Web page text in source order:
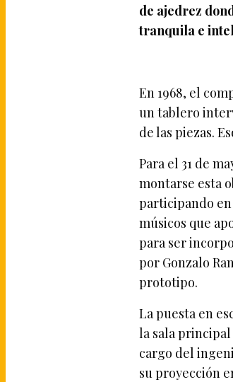
de ajedrez
tranquila e
En 1968, el
un tablero
de las piezas.
Para el 31 de
montarse esta
participando en
músicos que
para ser
por Gonzalo
prototipo.
La puesta en
la sala
cargo del
su proyección